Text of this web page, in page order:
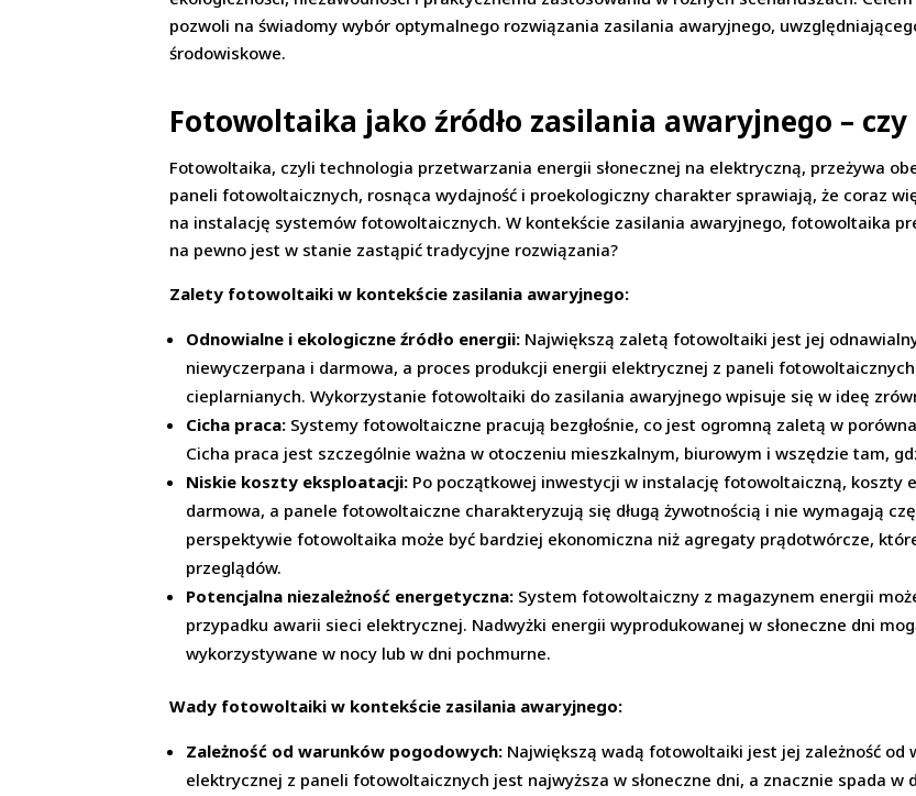
pozwoli na świadomy wybór optymalnego rozwiązania zasilania awaryjnego,
środowiskowe.
Fotowoltaika jako źródło zasilania awaryjnego –
Fotowoltaika, czyli technologia przetwarzania energii słonecznej na elektryczną, przeżywa
paneli fotowoltaicznych, rosnąca wydajność i proekologiczny charakter sprawiają, że coraz
na instalację systemów fotowoltaicznych. W kontekście zasilania awaryjnego, fotowoltaika
na pewno jest w stanie zastąpić tradycyjne rozwiązania?
Zalety fotowoltaiki w kontekście zasilania awaryjnego:
Odnowialne i ekologiczne źródło energii: Największą zaletą fotowoltaiki jest jej
niewyczerpana i darmowa, a proces produkcji energii elektrycznej z paneli
cieplarnianych. Wykorzystanie fotowoltaiki do zasilania awaryjnego wpisuje się w ideę
Cicha praca: Systemy fotowoltaiczne pracują bezgłośnie, co jest ogromną zaletą w
Cicha praca jest szczególnie ważna w otoczeniu mieszkalnym, biurowym i wszędzie tam,
Niskie koszty eksploatacji: Po początkowej inwestycji w instalację fotowoltaiczną, koszty
darmowa, a panele fotowoltaiczne charakteryzują się długą żywotnością i nie wymagają
perspektywie fotowoltaika może być bardziej ekonomiczna niż agregaty prądotwórcze,
przeglądów.
Potencjalna niezależność energetyczna: System fotowoltaiczny z magazynem energii
przypadku awarii sieci elektrycznej. Nadwyżki energii wyprodukowanej w słoneczne dni
wykorzystywane w nocy lub w dni pochmurne.
Wady fotowoltaiki w kontekście zasilania awaryjnego:
Zależność od warunków pogodowych: Największą wadą fotowoltaiki jest jej zależność od
elektrycznej z paneli fotowoltaicznych jest najwyższa w słoneczne dni, a znacznie spada w